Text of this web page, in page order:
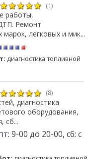
(1)
работы,
Ремонт
легковых и мик...
диагностика топливной
(8)
диагностика
оборудования,
сб...
9-00 до 20-00, сб: с